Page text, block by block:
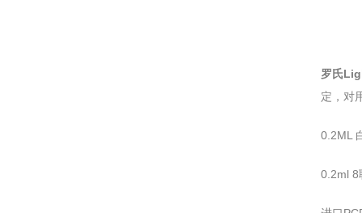
罗氏
定，对
0.2ML
0.2ml 8